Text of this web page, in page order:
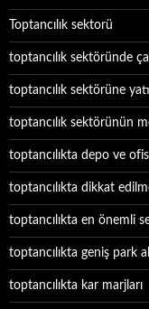
Toptancılık sektorü
toptancılık sektöründe
toptancılık sektörüne
toptancılık sektörünün
toptancılıkta depo ve ofis
toptancılıkta dikkat
toptancılıkta en önemli
toptancılıkta geniş park
toptancılıkta kar marjları